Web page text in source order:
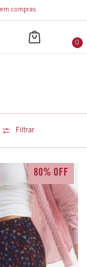
compras
0
Filtrar
80% OFF